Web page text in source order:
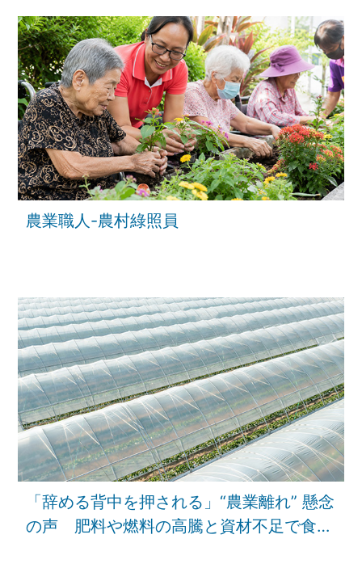
農業職人-農村綠照員
「辞める背中を押される」“農業離れ” 懸念
の声 肥料や燃料の高騰と資材不足で食を